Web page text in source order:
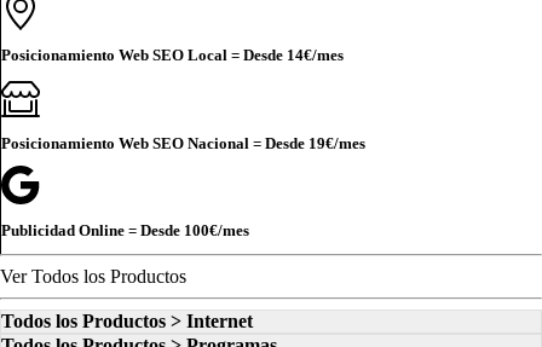
Posicionamiento Web SEO Local = Desde 14€/mes
Posicionamiento Web SEO Nacional = Desde 19€/mes
Publicidad Online = Desde 100€/mes
Ver Todos los Productos
Todos los Productos > Internet